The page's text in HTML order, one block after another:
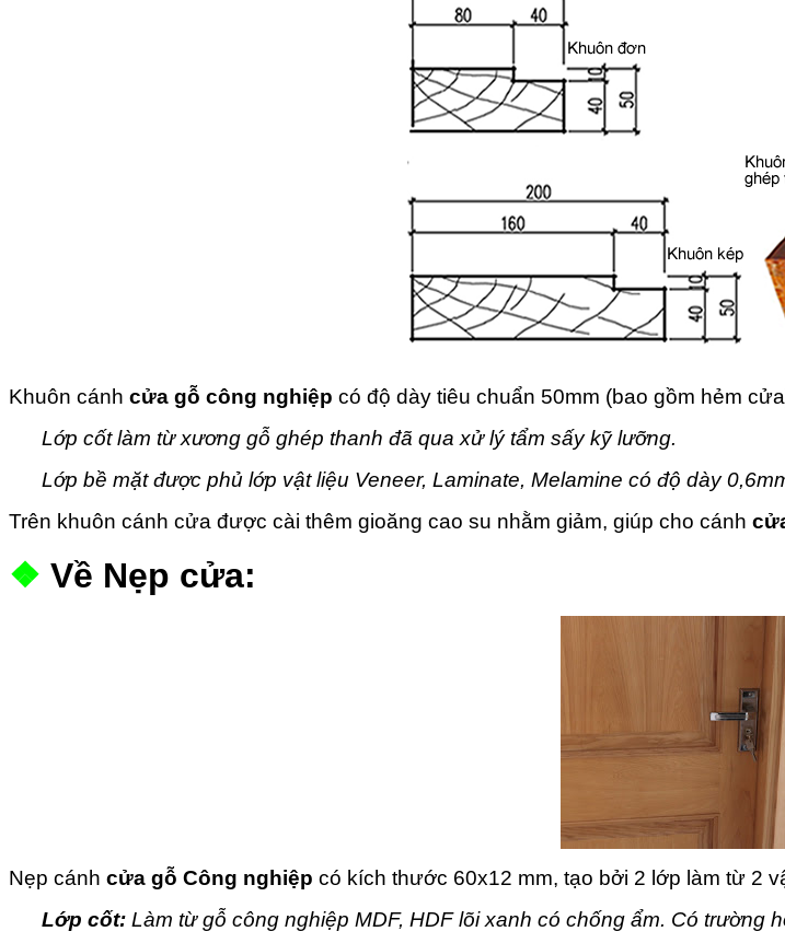
Khuôn cánh cửa gỗ công nghiệp có độ dày tiêu chuẩn 50mm (bao gồm hẻm
Lớp cốt làm từ xương gỗ ghép thanh đã qua xử lý tẩm sấy kỹ lưỡng.
Lớp bề mặt được phủ lớp vật liệu Veneer, Laminate, Melamine có độ dày
Trên khuôn cánh cửa được cài thêm gioăng cao su nhằm giảm, giúp cho cánh
❖ Về Nẹp cửa:
Nẹp cánh cửa gỗ Công nghiệp có kích thước 60x12 mm, tạo bởi 2 lớp làm từ 2
Lớp cốt: Làm từ gỗ công nghiệp MDF, HDF lõi xanh có chống ẩm. Có